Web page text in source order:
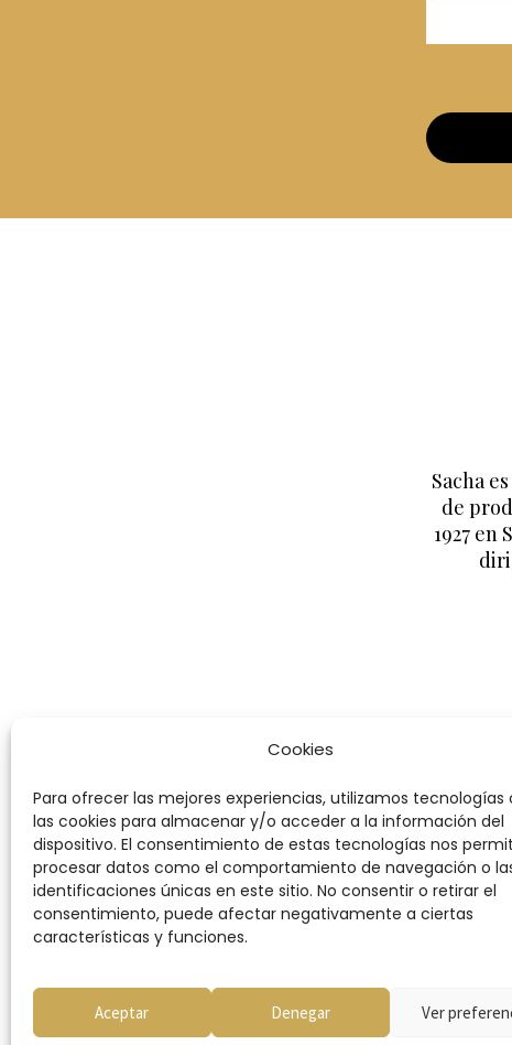
Cookies
Para ofrecer las mejores experiencias, utilizamos tecnologías
las cookies para almacenar y/o acceder a la información del
dispositivo. El consentimiento de estas tecnologías nos
procesar datos como el comportamiento de navegación o
identificaciones únicas en este sitio. No consentir o retirar el
consentimiento, puede afectar negativamente a ciertas
características y funciones.
Aceptar Denegar Ver
Sacha
de
1927